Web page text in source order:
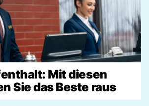
Mit diesen
Sie das Beste raus